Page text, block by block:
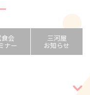
会
ナー
三河屋
お知らせ